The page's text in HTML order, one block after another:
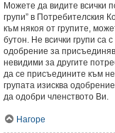
Можете да видите всички
групи” в Потребителския
към някоя от групите,
бутон. Не всички групи са
одобрение за
невидими за другите
да се присъедините към
групата изисква
да одобри членството Ви.
Нагоре